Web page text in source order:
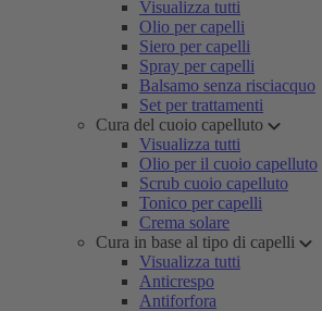
Visualizza tutti
Olio per capelli
Siero per capelli
Spray per capelli
Balsamo senza risciacquo
Set per trattamenti
Cura del cuoio capelluto
Visualizza tutti
Olio per il cuoio capelluto
Scrub cuoio capelluto
Tonico per capelli
Crema solare
Cura in base al tipo di capelli
Visualizza tutti
Anticrespo
Antiforfora